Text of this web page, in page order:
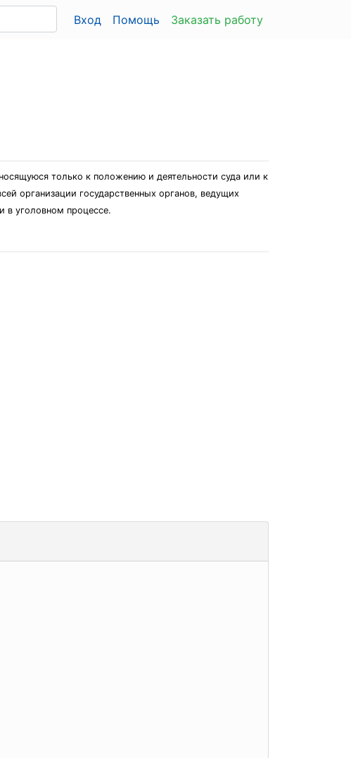
Вход Помощь Заказать работу
только к положению и деятельности суда или к
организации государственных органов, ведущих
в уголовном процессе.